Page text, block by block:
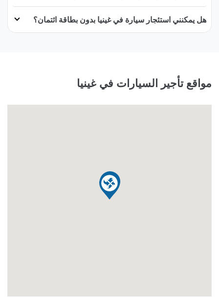
هل يمكنني استئجار سيارة في غينيا بدون بطاقة ائتمان؟
مواقع تأجير السيارات في غينيا